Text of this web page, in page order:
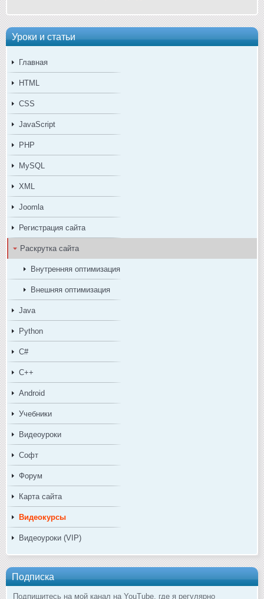
Уроки и статьи
Главная
HTML
CSS
JavaScript
PHP
MySQL
XML
Joomla
Регистрация сайта
Раскрутка сайта
Внутренняя оптимизация
Внешняя оптимизация
Java
Python
C#
C++
Android
Учебники
Видеоуроки
Софт
Форум
Карта сайта
Видеокурсы
Видеоуроки (VIP)
Подписка
Подпишитесь на мой канал на YouTube, где я регулярно